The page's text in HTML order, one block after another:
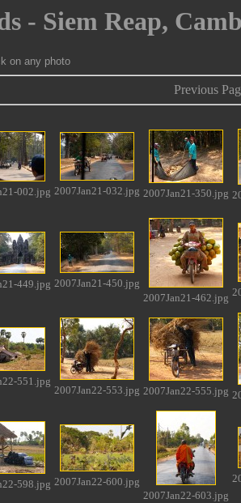
- Siem Reap,
on any photo
Previous
002.jpg 2007Jan21-032.jpg 2007Jan21-350.jpg
449.jpg 2007Jan21-450.jpg
2007Jan21-462.jpg
551.jpg
2007Jan22-553.jpg 2007Jan22-555.jpg
598.jpg 2007Jan22-600.jpg
2007Jan22-603.jpg